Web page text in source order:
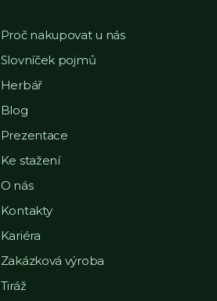
Proč nakupovat u nás
Slovníček pojmů
Herbář
Blog
Prezentace
Ke stažení
O nás
Kontakty
Kariéra
Zakázková výroba
Tiráž